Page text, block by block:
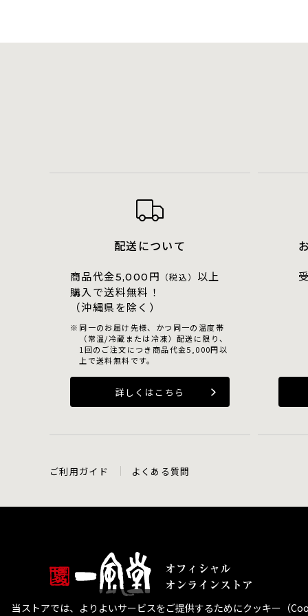
配送について
商品代金5,000 円 （税込） 以上
購入で送料無料！
（沖縄県を除く）
同一のお届け先様、かつ同一の温度帯
（常温/冷蔵または冷凍）配送に限り、
1回のご注文につき商品代金5,000円以
上で送料無料です。
詳しくはこちら
ご利用ガイド よくある質問
当ストアでは、よりよいサービスをご提供するためにクッキー（